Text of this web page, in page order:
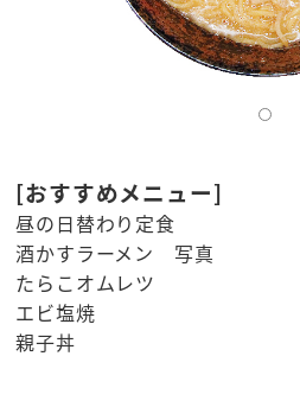
[おすすめメニュー]
昼の日替わり定食
酒かすラーメン 写真
たらこオムレツ
エビ塩焼
親子丼